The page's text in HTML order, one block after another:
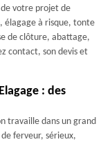
votre projet de
élagage à risque, tonte
de clôture, abattage,
contact, son devis et
: des
travaille dans un grand
ferveur, sérieux,